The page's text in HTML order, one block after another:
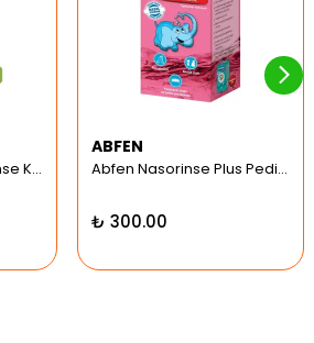
Abfen Farma Sinüs Rinse Kit Pediatrik Hipertonic
ABFEN
Abfen Nasorinse Plus Pediatrik Burun Yıkama Kiti
₺ 300.00